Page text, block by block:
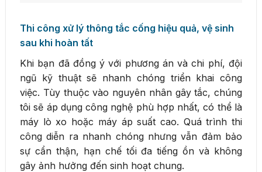
Thi công xử lý thông tắc cống hiệu quả, vệ sinh
sau khi hoàn tất
Khi bạn đã đồng ý với phương án và chi phí, đội
ngũ kỹ thuật sẽ nhanh chóng triển khai công
việc. Tùy thuộc vào nguyên nhân gây tắc, chúng
tôi sẽ áp dụng công nghệ phù hợp nhất, có thể là
máy lò xo hoặc máy áp suất cao. Quá trình thi
công diễn ra nhanh chóng nhưng vẫn đảm bảo
sự cẩn thận, hạn chế tối đa tiếng ồn và không
gây ảnh hưởng đến sinh hoạt chung.